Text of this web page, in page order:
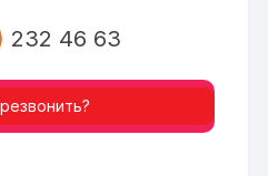
232 46 63